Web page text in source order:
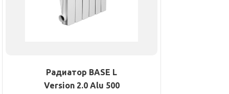
Радиатор BASE L
Version 2.0 Alu 500